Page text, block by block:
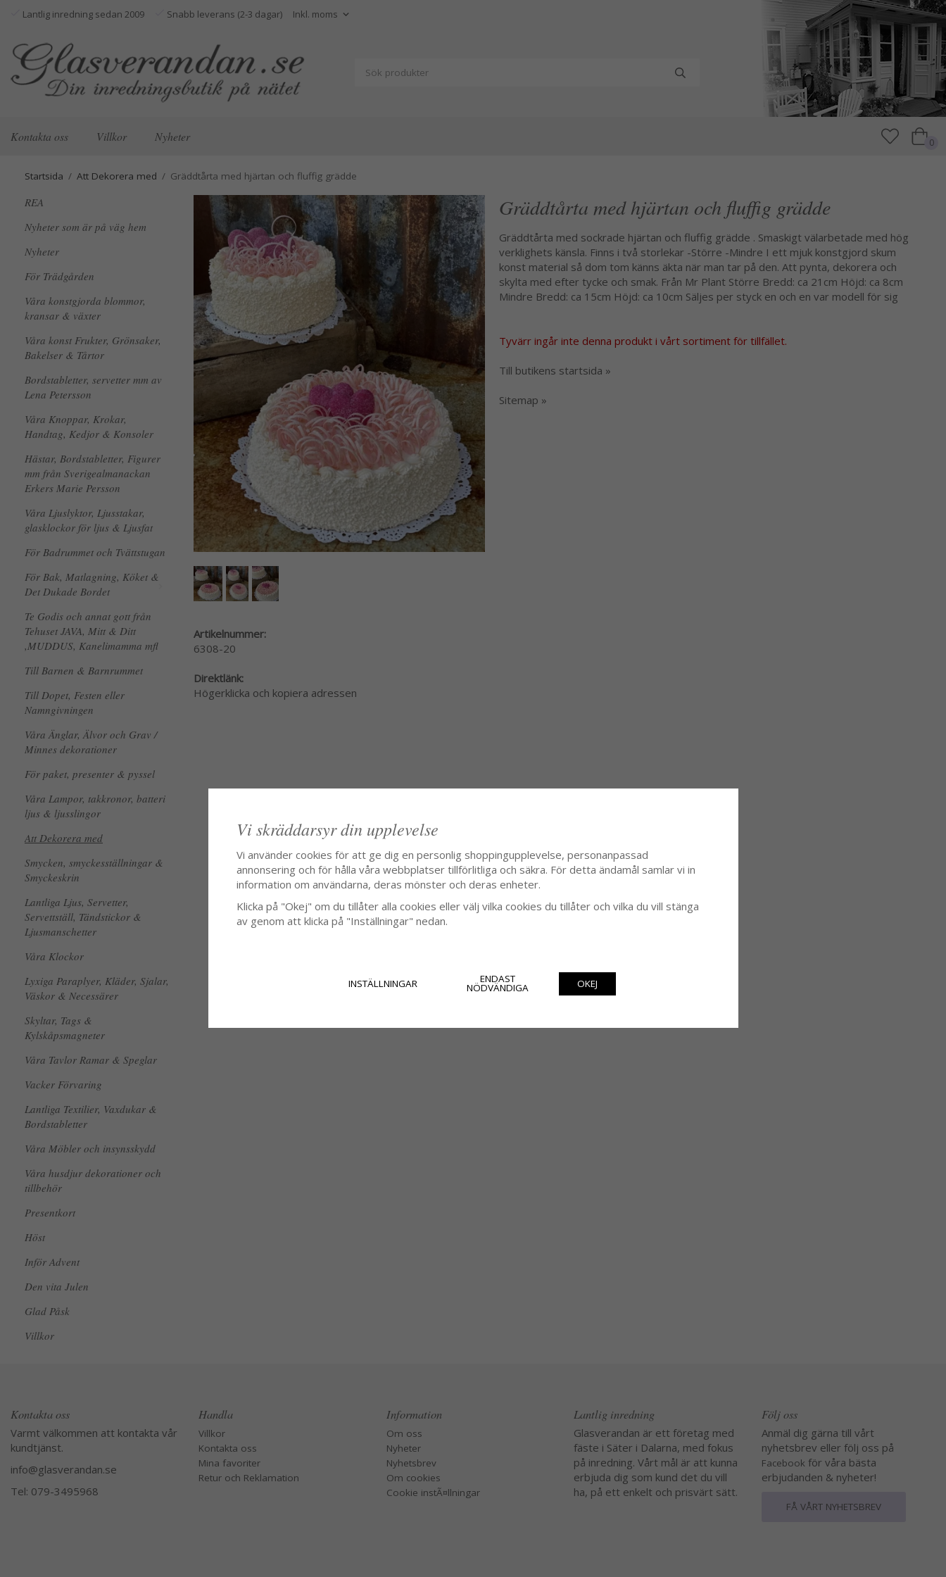
Lantlig inredning sedan 2009 Snabb leverans (2-3 dagar)
Kontakta oss Villkor Nyheter 0
Startsida / Att Dekorera med / Gräddtårta med hjärtan och fluffig grädde
REA
Nyheter som är på väg hem
Nyheter
För Trädgården
Våra konstgjorda blommor,
kransar & växter
Våra konst Frukter, Grönsaker,
Bakelser & Tårtor
Bordstabletter, servetter mm av
Lena Petersson
Våra Knoppar, Krokar,
Handtag, Kedjor & Konsoler
Hästar, Bordstabletter, Figurer
mm från Sverigealmanackan
Erkers Marie Persson
Våra Ljuslyktor, Ljusstakar,
glasklockor för ljus & Ljusfat
För Badrummet och Tvättstugan
För Bak, Matlagning, Köket &
Det Dukade Bordet
Te Godis och annat gott från
Tehuset JAVA, Mitt & Ditt
,MUDDUS, Kanelimamma mfl
Till Barnen & Barnrummet
Till Dopet, Festen eller
Namngivningen
Våra Änglar, Älvor och Grav /
Minnes dekorationer
För paket, presenter & pyssel
Våra Lampor, takkronor, batteri
ljus & ljusslingor
Att Dekorera med
Smycken, smyckesställningar &
Smyckeskrin
Lantliga Ljus, Servetter,
Servettställ, Tändstickor &
Ljusmanschetter
Våra Klockor
Lyxiga Paraplyer, Kläder, Sjalar,
Väskor & Necessärer
Skyltar, Tags &
Kylskåpsmagneter
Våra Tavlor Ramar & Speglar
Vacker Förvaring
Lantliga Textilier, Vaxdukar &
Bordstabletter
Våra Möbler och insynsskydd
Våra husdjur dekorationer och
tillbehör
Presentkort
Höst
Inför Advent
Den vita Julen
Glad Påsk
Villkor
Gräddtårta med hjärtan och fluffig grädde
Gräddtårta med sockrade hjärtan och fluffig grädde . Smaskigt välarbetade med hög
verklighets känsla. Finns i två storlekar -Större -Mindre I ett mjuk konstgjord skum
konst material så dom tom känns äkta när man tar på den. Att pynta, dekorera och
skylta med efter tycke och smak. Från Mr Plant Större Bredd: ca 21cm Höjd: ca 8cm
Mindre Bredd: ca 15cm Höjd: ca 10cm Säljes per styck en och en var modell för sig
Tyvärr ingår inte denna produkt i vårt sortiment för tillfället.
Till butikens startsida »
Sitemap »
Artikelnummer:
6308-20
Direktlänk:
Högerklicka och kopiera adressen
Kontakta oss
Varmt välkommen att kontakta vår
kundtjänst.
info@glasverandan.se
Tel: 079-3495968
Handla
Villkor
Kontakta oss
Mina favoriter
Retur och Reklamation
Information
Om oss
Nyheter
Nyhetsbrev
Om cookies
Cookie instÃ¤llningar
Lantlig inredning
Glasverandan är ett företag med
fäste i Säter i Dalarna, med fokus
på inredning. Vårt mål är att kunna
erbjuda dig som kund det du vill
ha, på ett enkelt och prisvärt sätt.
Följ oss
Anmäl dig gärna till vårt
nyhetsbrev eller följ oss på
Facebook för våra bästa
erbjudanden & nyheter!
FÅ VÅRT NYHETSBREV
Vi skräddarsyr din upplevelse
Vi använder cookies för att ge dig en personlig shoppingupplevelse, personanpassad
annonsering och för hålla våra webbplatser tillförlitliga och säkra. För detta ändamål samlar vi in
information om användarna, deras mönster och deras enheter.
Klicka på "Okej" om du tillåter alla cookies eller välj vilka cookies du tillåter och vilka du vill stänga
av genom att klicka på "Inställningar" nedan.
INSTÄLLNINGAR ENDAST
NÖDVÄNDIGA OKEJ